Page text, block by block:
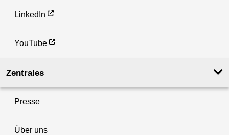
LinkedIn
YouTube
Zentrales
Presse
Über uns